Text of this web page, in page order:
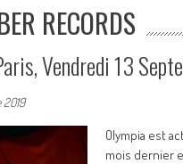
RECORDS
Vendredi 13
Olympia est
mois dernier